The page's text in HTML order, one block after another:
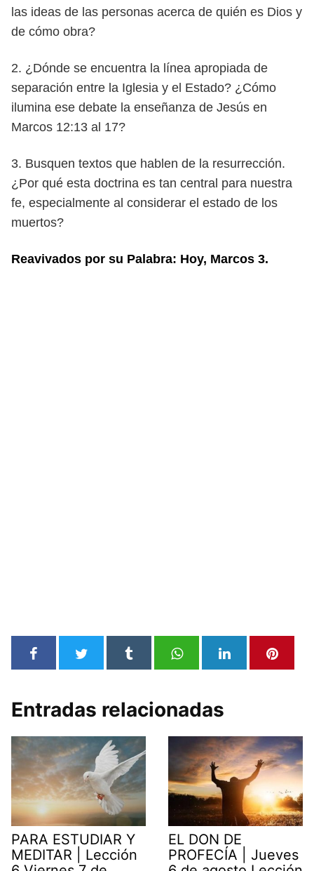
las ideas de las personas acerca de quién es Dios y
de cómo obra?
2. ¿Dónde se encuentra la línea apropiada de
separación entre la Iglesia y el Estado? ¿Cómo
ilumina ese debate la enseñanza de Jesús en
Marcos 12:13 al 17?
3. Busquen textos que hablen de la resurrección.
¿Por qué esta doctrina es tan central para nuestra
fe, especialmente al considerar el estado de los
muertos?
Reavivados por su Palabra: Hoy, Marcos 3.
Entradas relacionadas
PARA ESTUDIAR Y
MEDITAR | Lección
EL DON DE
PROFECÍA | Jueves